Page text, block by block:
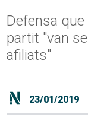
Defensa
partit "van
afiliats"
23/01/2019